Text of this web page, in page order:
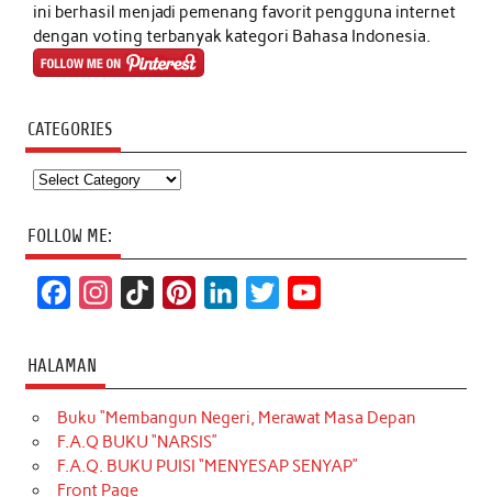
ini berhasil menjadi pemenang favorit pengguna internet
dengan voting terbanyak kategori Bahasa Indonesia.
CATEGORIES
Categories
FOLLOW ME:
c
e
b
o
o
t
a
g
r
T
o
k
t
e
r
k
e
d
t
t
e
T
u
b
HALAMAN
Buku “Membangun Negeri, Merawat Masa Depan
F.A.Q BUKU “NARSIS”
F.A.Q. BUKU PUISI “MENYESAP SENYAP”
Front Page